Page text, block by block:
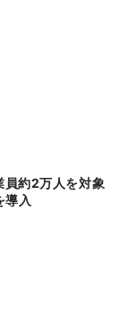
員約2万人を対象
導入